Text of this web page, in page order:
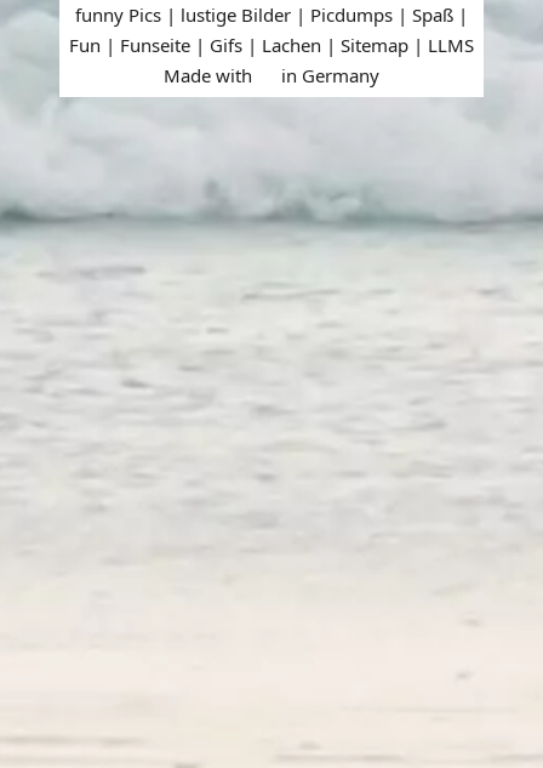
funny Pics | lustige Bilder | Picdumps | Spaß |
Fun | Funseite | Gifs | Lachen | Sitemap | LLMS
Made with
in Germany